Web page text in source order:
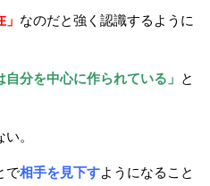
なのだと強く認識するように
自分を中心に作られている」 と
。
で相手を見下すようになること